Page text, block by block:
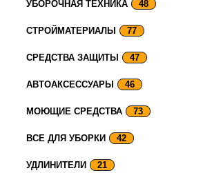
УБОРОЧНАЯ ТЕХНИКА 48
СТРОЙМАТЕРИАЛЫ 77
СРЕДСТВА ЗАЩИТЫ 47
АВТОАКСЕССУАРЫ 46
МОЮЩИЕ СРЕДСТВА 73
ВСЕ ДЛЯ УБОРКИ 42
УДЛИНИТЕЛИ 21